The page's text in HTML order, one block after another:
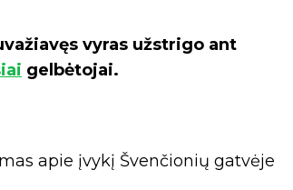
vyras užstrigo ant
gelbėtojai.
apie įvykį Švenčionių gatvėje